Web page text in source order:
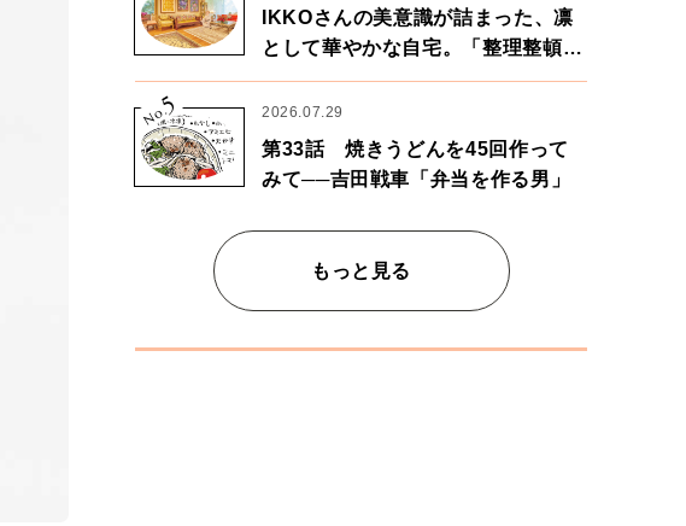
IKKOさんの美意識が詰まった、凛
として華やかな自宅。「整理整頓は
心のリズムが乱されないための作
業」。
No.
5 2026.07.29
第33話 焼きうどんを45回作って
みて──吉田戦車「弁当を作る男」
もっと見る